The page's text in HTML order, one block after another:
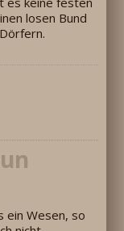
losen Bund
ein Wesen, so